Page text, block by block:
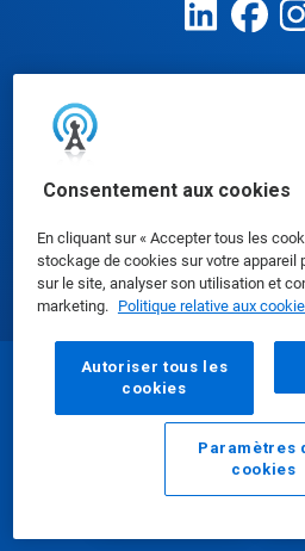
Consentement aux cookies
En cliquant sur « Accepter tous les
stockage de cookies sur votre appareil
sur le site, analyser son utilisation et
marketing. Politique relative aux
Autoriser tous les
cookies
Paramètres
cookies
E-mail
© Ecolab
Fiches de données de
confidentialité|